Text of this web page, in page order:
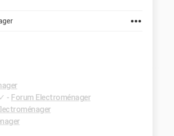
✓ - Forum Electroménager